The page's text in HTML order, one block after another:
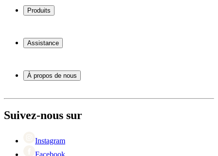
Produits
Casier á vin
Meubles à vin
Assistance
Paiement
Expédition
+44 3308 081634
À propos de nous
Black Friday
Singles Day
Suivez-nous sur
Instagram
Facebook